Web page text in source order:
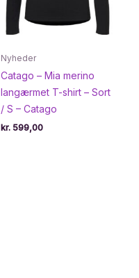
Nyheder
Catago – Mia merino
langærmet T-shirt – Sort
/ S – Catago
kr. 599,00